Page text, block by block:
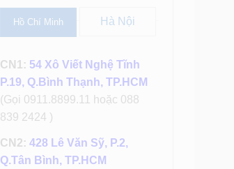
Hồ Chí Minh Hà Nội
CN1: 54 Xô Viết Nghệ Tĩnh
P.19, Q.Bình Thạnh, TP.HCM
(Gọi 0911.8899.11 hoặc 088
839 2424 )
CN2: 428 Lê Văn Sỹ, P.2,
Q.Tân Bình, TP.HCM